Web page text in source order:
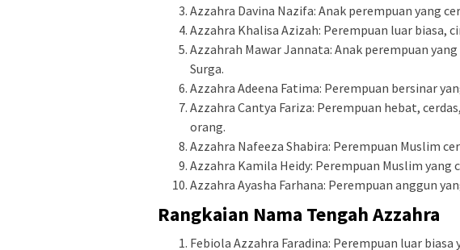
Azzahra Davina Nazifa: Anak perempuan yang
Azzahra Khalisa Azizah: Perempuan luar biasa,
Azzahrah Mawar Jannata: Anak perempuan
Surga.
Azzahra Adeena Fatima: Perempuan bersinar
Azzahra Cantya Fariza: Perempuan hebat,
orang.
Azzahra Nafeeza Shabira: Perempuan Muslim
Azzahra Kamila Heidy: Perempuan Muslim yang
Azzahra Ayasha Farhana: Perempuan anggun
Rangkaian Nama Tengah Azzahra
Febiola Azzahra Faradina: Perempuan luar biasa